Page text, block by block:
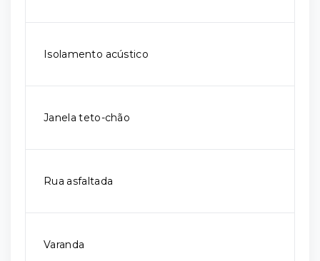
Isolamento acústico
Janela teto-chão
Rua asfaltada
Varanda